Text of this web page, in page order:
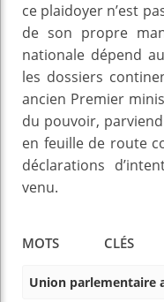
ce plaidoyer n’est
de son propre
nationale dépend
les dossiers
ancien Premier
du pouvoir,
en feuille de route
déclarations
venu.
MOTS CLÉS
Union parlementaire